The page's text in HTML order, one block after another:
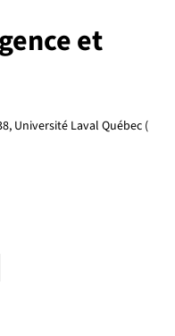
thème central
IID 2026
et
Université Laval Québec (